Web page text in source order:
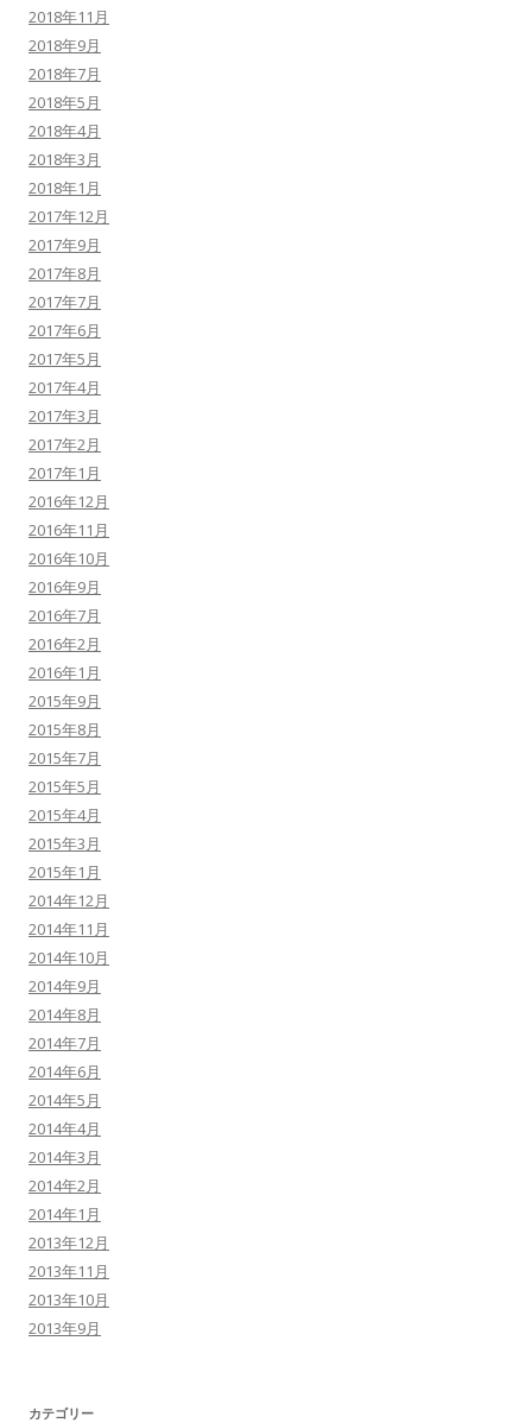
2018年11月
2018年9月
2018年7月
2018年5月
2018年4月
2018年3月
2018年1月
2017年12月
2017年9月
2017年8月
2017年7月
2017年6月
2017年5月
2017年4月
2017年3月
2017年2月
2017年1月
2016年12月
2016年11月
2016年10月
2016年9月
2016年7月
2016年2月
2016年1月
2015年9月
2015年8月
2015年7月
2015年5月
2015年4月
2015年3月
2015年1月
2014年12月
2014年11月
2014年10月
2014年9月
2014年8月
2014年7月
2014年6月
2014年5月
2014年4月
2014年3月
2014年2月
2014年1月
2013年12月
2013年11月
2013年10月
2013年9月
カテゴリー